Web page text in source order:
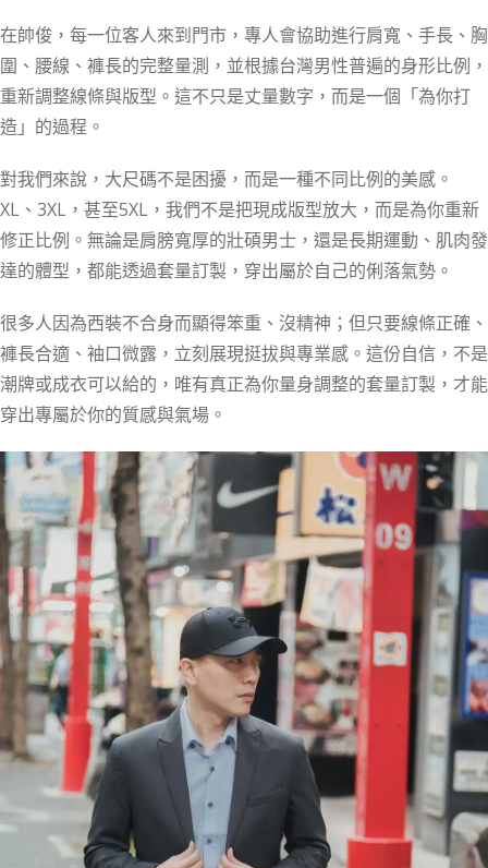
在帥俊，每一位客人來到門市，專人會協助進行肩寬、手長、胸
圍、腰線、褲長的完整量測，並根據台灣男性普遍的身形比例，
重新調整線條與版型。這不只是丈量數字，而是一個「為你打
造」的過程。
對我們來說，大尺碼不是困擾，而是一種不同比例的美感。
XL、3XL，甚至5XL，我們不是把現成版型放大，而是為你重新
修正比例。無論是肩膀寬厚的壯碩男士，還是長期運動、肌肉發
達的體型，都能透過套量訂製，穿出屬於自己的俐落氣勢。
很多人因為西裝不合身而顯得笨重、沒精神；但只要線條正確、
褲長合適、袖口微露，立刻展現挺拔與專業感。這份自信，不是
潮牌或成衣可以給的，唯有真正為你量身調整的套量訂製，才能
穿出專屬於你的質感與氣場。